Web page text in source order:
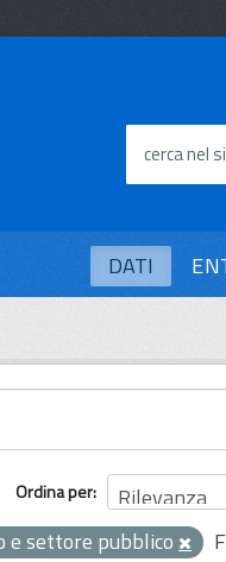
cerca nel
DATI
Ordina per
e settore pubblico